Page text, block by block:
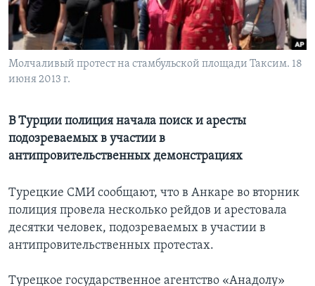
Learning English
СОЦИАЛЬНЫЕ СЕТИ
Языки
Молчаливый протест на стамбульской площади Таксим. 18
июня 2013 г.
В Турции полиция начала поиск и аресты
подозреваемых в участии в
антипровительственных демонстрациях
Турецкие СМИ сообщают, что в Анкаре во вторник
полиция провела несколько рейдов и арестовала
десятки человек, подозреваемых в участии в
антипровительственных протестах.
Турецкое государственное агентство «Анадолу»